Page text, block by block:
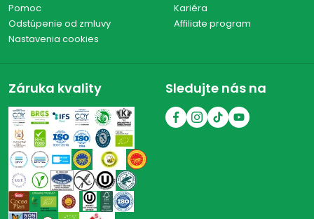
Pomoc
Odstúpenie od zmluvy
Nastavenia cookies
Kariéra
Affiliate program
Záruka kvality Sledujte nás na